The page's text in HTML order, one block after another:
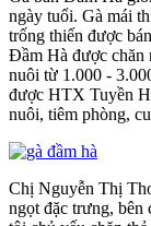
ngày tuổi. Gà mái
trống thiến được
Đầm Hà được chăn
nuôi từ 1.000 -
được HTX Tuyền
nuôi, tiêm phòng,
Chị Nguyễn Thị
ngọt đặc trưng, bên